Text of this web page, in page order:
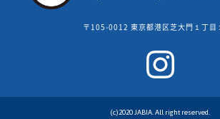
〒105-0012 東京都港区芝大門１丁目
(c)2020 JABIA. All right reserved.